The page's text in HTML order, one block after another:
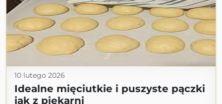
10 lutego 2026
Idealne mięciutkie i puszyste pączki
jak z piekarni